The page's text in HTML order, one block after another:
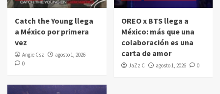
Catch the Young llega
a México por primera
vez
Angie Csz
agosto 1, 2026
0
OREO x BTS llega a
México: más que una
colaboración es una
carta de amor
JaZz C agosto 1, 2026 0